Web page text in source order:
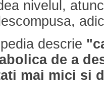
nivelul,
descrie
de a
mai mici si